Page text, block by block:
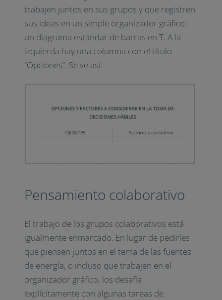
trabajen juntos en sus grupos y que registren
sus ideas en un simple organizador gráfico:
un diagrama estándar de barras en T. A la
izquierda hay una columna con el título
“Opciones”. Se ve así:
Pensamiento colaborativo
El trabajo de los grupos colaborativos está
igualmente enmarcado. En lugar de pedirles
que piensen juntos en el tema de las fuentes
de energía, o incluso que trabajen en el
organizador gráfico, los desafía
explícitamente con algunas tareas de